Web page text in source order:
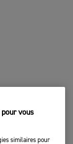
vous
similaires pour